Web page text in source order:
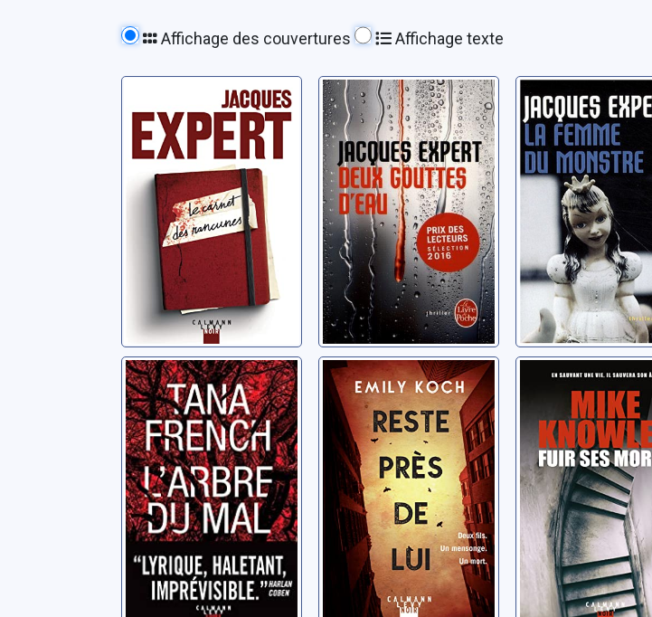
Affichage des couvertures Affichage texte
Le carnet des
rancunes
Expert, Jacques
Deux gouttes
d'eau
Expert, Jacques
La femme du
monstre
Expert, Jacques
L'arbre du mal
French, Tana
Reste près de lui
Koch, Emily
Fuir ses
Knowles, Mike